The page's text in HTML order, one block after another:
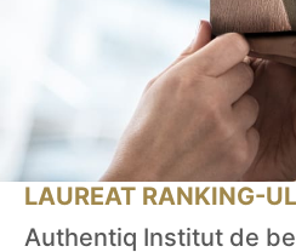
LAUREAT RANKING-
Authentiq Institut de